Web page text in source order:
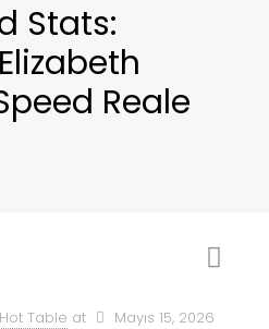
Stats:
Reale
Hot Table at Mayıs 15, 2026